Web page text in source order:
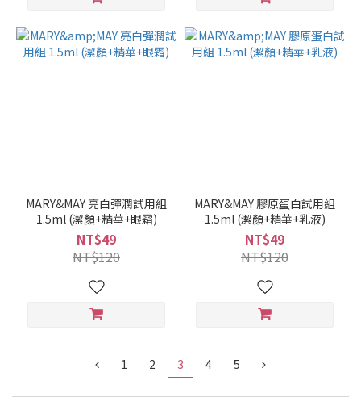
MARY&MAY 亮白彈潤試用組
1.5ml (潔顏+精華+眼霜)
NT$49
NT$120
MARY&MAY 膠原蛋白試用組
1.5ml (潔顏+精華+乳液)
NT$49
NT$120
1 2 3 4 5